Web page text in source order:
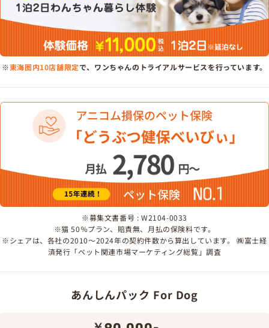
※東海圏内10店舗限定で、ワンちゃんのトライアルサービスを行っています。
※募集文書番号 : W2104-0033
※猫 50％プラン、賠責無、月払の保険料です。
※シェアは、各社の2010～2024年の契約件数から算出しています。 ㈱富士経
済発行「ペット関連市場マーケティング総覧」調査
あんしんパック For Dog